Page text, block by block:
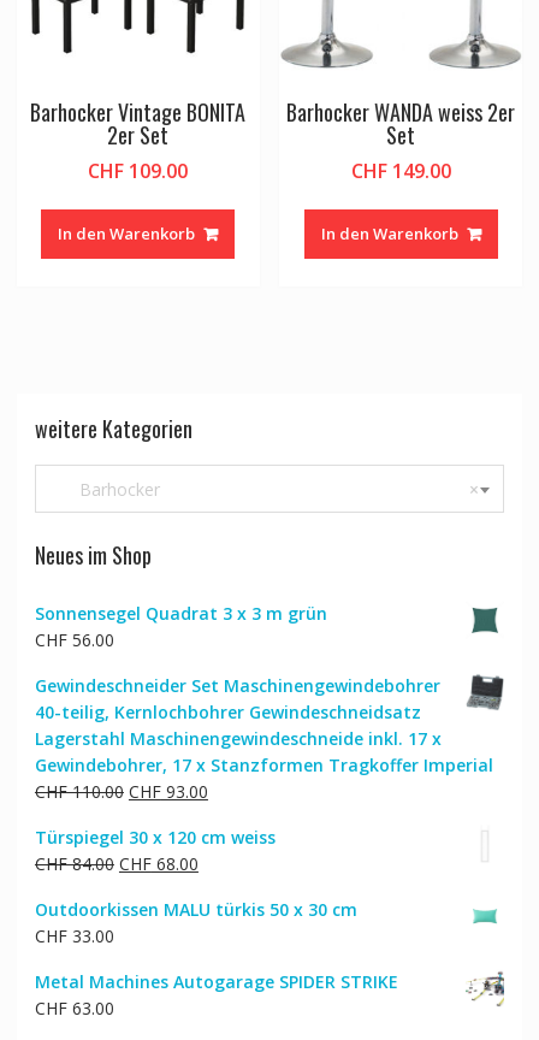
Barhocker Vintage BONITA
2er Set
CHF 109.00
In den Warenkorb
Barhocker WANDA weiss 2er
Set
CHF149.00
In den Warenkorb
weitere Kategorien
×
Barhocker
Neues im Shop
Sonnensegel Quadrat 3 x 3 m grün
CHF56.00
Gewindeschneider Set Maschinengewindebohrer
40-teilig, Kernlochbohrer Gewindeschneidsatz
Lagerstahl Maschinengewindeschneide inkl. 17 x
Gewindebohrer, 17 x Stanzformen Tragkoffer Imperial
CHF110.00 Ursprünglicher
war:
CHF 110.00
CHF93.00Aktueller
ist:
Türspiegel 30 x 120 cm weiss
CHF84.00 Ursprünglicher
war:
CHF68.00Aktueller
ist:
Outdoorkissen MALU türkis 50 x 30 cm
CHF33.00
Metal Machines Autogarage SPIDER STRIKE
CHF63.00